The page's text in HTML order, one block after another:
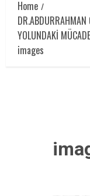
Home
DR.ABDURRAHMAN
YOLUNDAKİ
images